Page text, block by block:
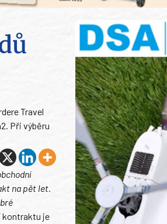
Travel
Při výběru
na pět let.
kontraktu je